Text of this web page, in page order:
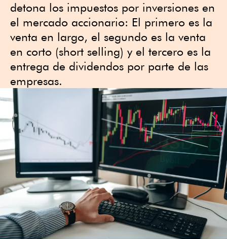
detona los impuestos por inversiones en
el mercado accionario: El primero es la
venta en largo, el segundo es la venta
en corto (short selling) y el tercero es la
entrega de dividendos por parte de las
empresas.